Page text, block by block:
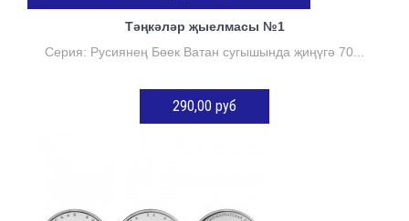
Тәңкәләр җыелмасы №1
Серия: Русиянең Бөек Ватан сугышында җиңүгә 70...
290,00 руб